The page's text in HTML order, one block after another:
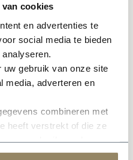
cookies
en advertenties te
social media te bieden
gebruik van onze site
media, adverteren en
combineren met
heeft verstrekt of die ze
uitstraling